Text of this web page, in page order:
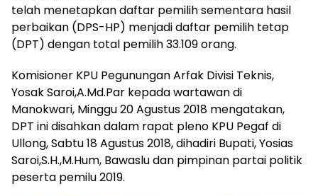
telah menetapkan daftar pemilih sementara hasil
perbaikan (DPS-HP) menjadi daftar pemilih tetap
(DPT) dengan total pemilih 33.109 orang.
Komisioner KPU Pegunungan Arfak Divisi Teknis,
Yosak Saroi,A.Md.Par kepada wartawan di
Manokwari, Minggu 20 Agustus 2018 mengatakan,
DPT ini disahkan dalam rapat pleno KPU Pegaf di
Ullong, Sabtu 18 Agustus 2018, dihadiri Bupati, Yosias
Saroi,S.H.,M.Hum, Bawaslu dan pimpinan partai politik
peserta pemilu 2019.